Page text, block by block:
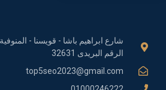
شارع ابراهيم باشا - قويسنا - المنوفية
الرقم البريدى 32631
top5seo2023@gmail.com